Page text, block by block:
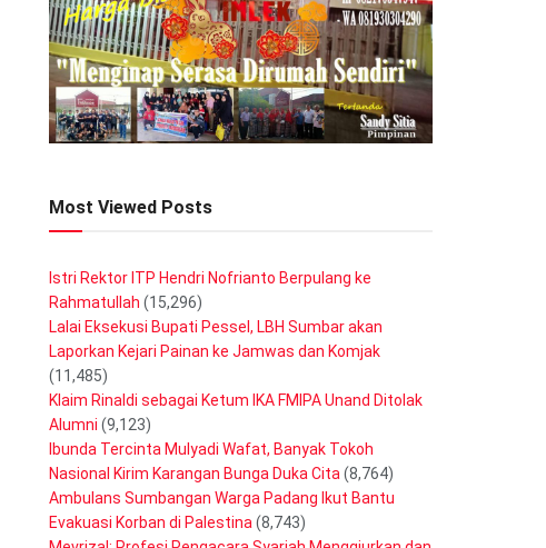
Most Viewed Posts
Istri Rektor ITP Hendri Nofrianto Berpulang ke
Rahmatullah (15,296)
Lalai Eksekusi Bupati Pessel, LBH Sumbar akan
Laporkan Kejari Painan ke Jamwas dan Komjak
(11,485)
Klaim Rinaldi sebagai Ketum IKA FMIPA Unand Ditolak
Alumni (9,123)
Ibunda Tercinta Mulyadi Wafat, Banyak Tokoh
Nasional Kirim Karangan Bunga Duka Cita (8,764)
Ambulans Sumbangan Warga Padang Ikut Bantu
Evakuasi Korban di Palestina (8,743)